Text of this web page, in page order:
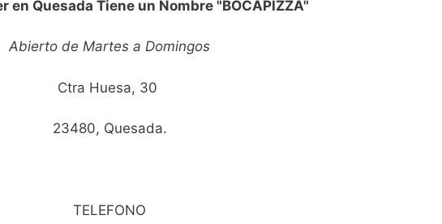
en Quesada Tiene un Nombre "BOCAPIZZA"
Abierto de Martes a Domingos
Ctra Huesa, 30
23480, Quesada.
TELEFONO